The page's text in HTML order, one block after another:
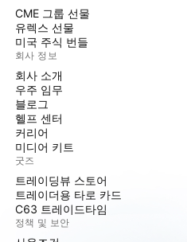
CME 그룹 선물
유렉스 선물
미국 주식 번들
회사 정보
회사 소개
우주 임무
블로그
헬프 센터
커리어
미디어 키트
굿즈
트레이딩뷰 스토어
트레이더용 타로 카드
C63 트레이드타임
정책 및 보안